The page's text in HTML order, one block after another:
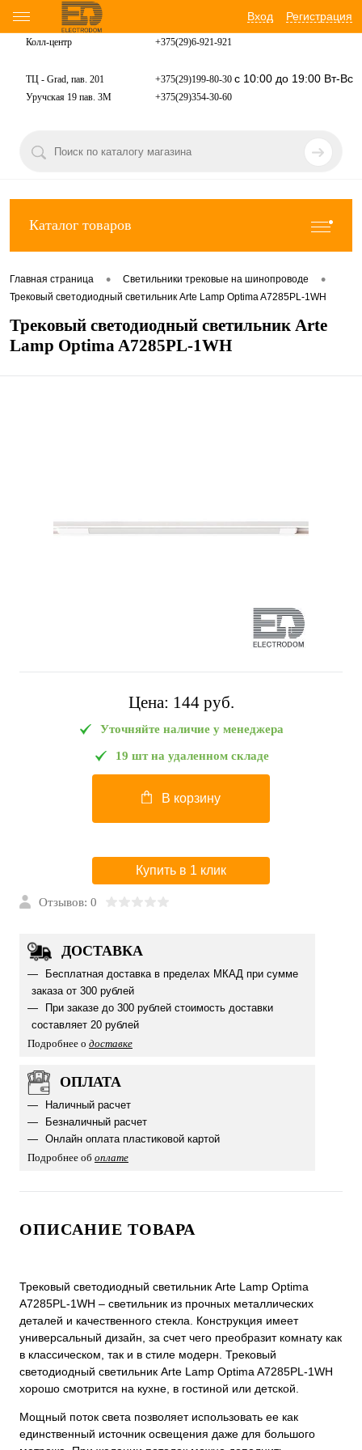
Вход Регистрация
Колл-центр +375(29)6-921-921
ТЦ - Grad, пав. 201 +375(29)199-80-30 с 10:00 до 19:00 Вт-Вс
Уручская 19 пав. 3М +375(29)354-30-60
Каталог товаров
Главная страница • Светильники трековые на шинопроводе •
Трековый светодиодный светильник Arte Lamp Optima A7285PL-1WH
Трековый светодиодный светильник Arte
Lamp Optima A7285PL-1WH
Цена: 144 pуб.
Уточняйте наличие у менеджера
19 шт на удаленном складе
В корзину
Купить в 1 клик
Отзывов: 0
ДОСТАВКА
Бесплатная доставка в пределах МКАД при сумме
заказа от 300 рублей
При заказе до 300 рублей стоимость доставки
составляет 20 рублей
Подробнее о доставке
ОПЛАТА
Наличный расчет
Безналичный расчет
Онлайн оплата пластиковой картой
Подробнее об оплате
ОПИСАНИЕ ТОВАРА
Трековый светодиодный светильник Arte Lamp Optima
A7285PL-1WH – светильник из прочных металлических
деталей и качественного стекла. Конструкция имеет
универсальный дизайн, за счет чего преобразит комнату как
в классическом, так и в стиле модерн. Трековый
светодиодный светильник Arte Lamp Optima A7285PL-1WH
хорошо смотрится на кухне, в гостиной или детской.
Мощный поток света позволяет использовать ее как
единственный источник освещения даже для большого